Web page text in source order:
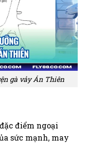
gà vảy Án Thiên
điểm ngoại
sức mạnh, may